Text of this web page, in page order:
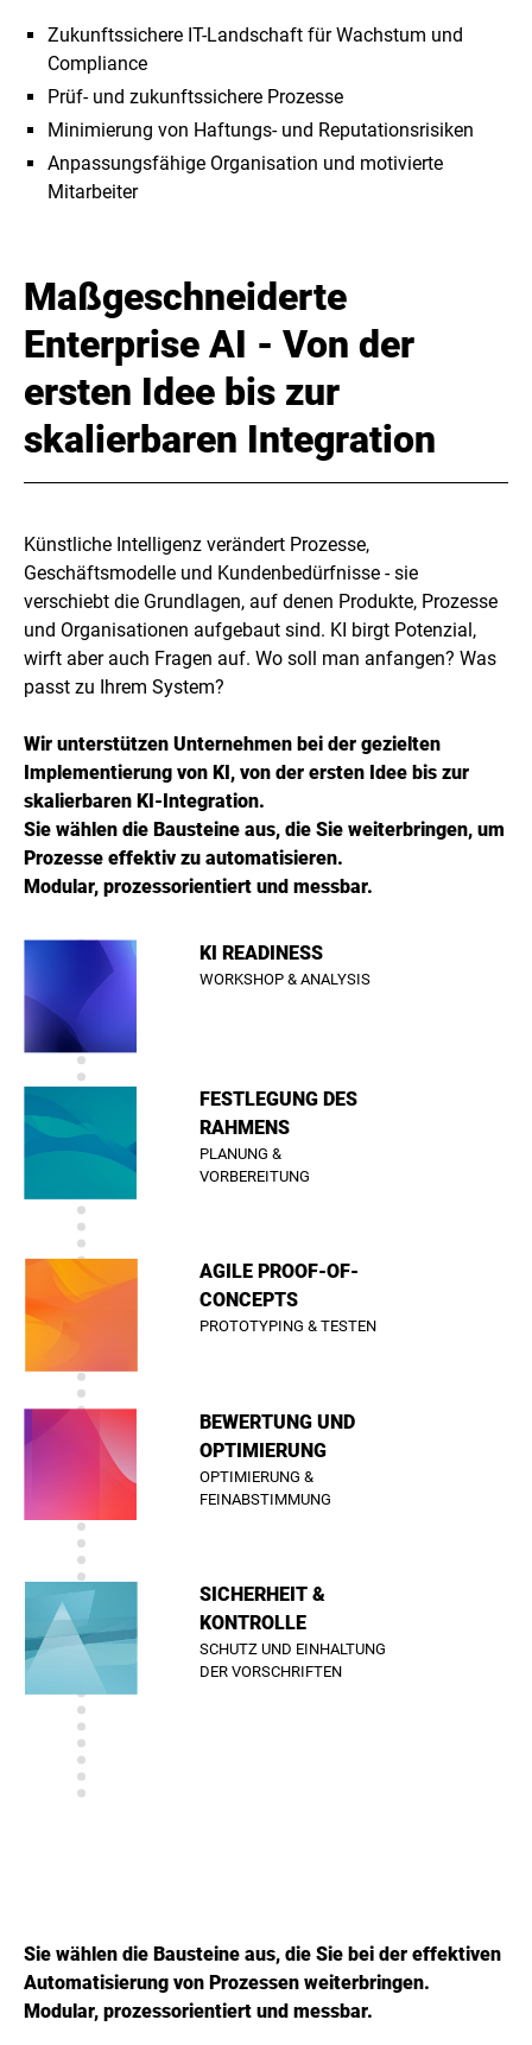
Zukunftssichere IT-Landschaft für Wachstum und
Compliance
Prüf- und zukunftssichere Prozesse
Minimierung von Haftungs- und Reputationsrisiken
Anpassungsfähige Organisation und motivierte
Mitarbeiter
Maßgeschneiderte
Enterprise AI - Von der
ersten Idee bis zur
skalierbaren Integration
Künstliche Intelligenz verändert Prozesse,
Geschäftsmodelle und Kundenbedürfnisse - sie
verschiebt die Grundlagen, auf denen Produkte, Prozesse
und Organisationen aufgebaut sind. KI birgt Potenzial,
wirft aber auch Fragen auf. Wo soll man anfangen? Was
passt zu Ihrem System?
Wir unterstützen Unternehmen bei der gezielten
Implementierung von KI, von der ersten Idee bis zur
skalierbaren KI-Integration.
Sie wählen die Bausteine aus, die Sie weiterbringen, um
Prozesse effektiv zu automatisieren.
Modular, prozessorientiert und messbar.
KI READINESS
WORKSHOP & ANALYSIS
FESTLEGUNG DES
RAHMENS
PLANUNG &
VORBEREITUNG
AGILE PROOF-OF-
CONCEPTS
PROTOTYPING & TESTEN
BEWERTUNG UND
OPTIMIERUNG
OPTIMIERUNG &
FEINABSTIMMUNG
SICHERHEIT &
KONTROLLE
SCHUTZ UND EINHALTUNG
DER VORSCHRIFTEN
Sie wählen die Bausteine aus, die Sie bei der effektiven
Automatisierung von Prozessen weiterbringen.
Modular, prozessorientiert und messbar.